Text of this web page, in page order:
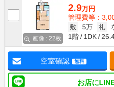
画像 : 22枚
2.9万円
管理費等：
敷
5万 礼
1階
1DK
空室確認 無料
お店に